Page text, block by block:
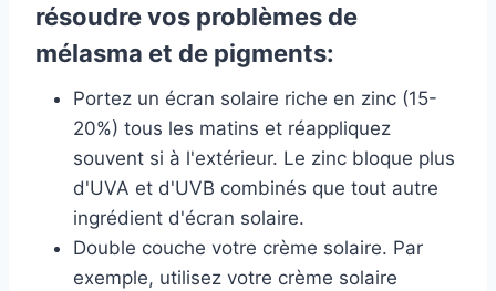
résoudre vos problèmes de
mélasma et de pigments:
Portez un écran solaire riche en zinc (15-
20%) tous les matins et réappliquez
souvent si à l'extérieur. Le zinc bloque plus
d'UVA et d'UVB combinés que tout autre
ingrédient d'écran solaire.
Double couche votre crème solaire. Par
exemple, utilisez votre crème solaire